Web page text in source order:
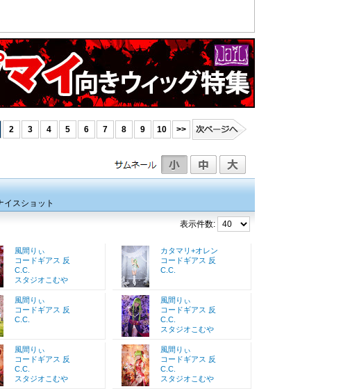
2 3 4 5 6 7 8 9 10 >>
イスショット
表示件数:
風間りぃ
コードギアス 反
C.C.
スタジオこむや
カタマリ+オレン
コードギアス 反
C.C.
風間りぃ
コードギアス 反
C.C.
風間りぃ
コードギアス 反
C.C.
スタジオこむや
風間りぃ
コードギアス 反
C.C.
スタジオこむや
風間りぃ
コードギアス 反
C.C.
スタジオこむや